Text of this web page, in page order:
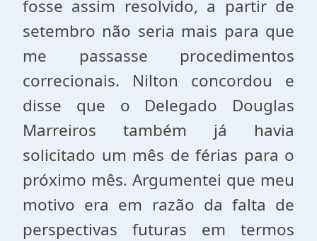
fosse assim resolvido, a partir de
setembro não seria mais para que
me passasse procedimentos
correcionais. Nilton concordou e
disse que o Delegado Douglas
Marreiros também já havia
solicitado um mês de férias para o
próximo mês. Argumentei que meu
motivo era em razão da falta de
perspectivas futuras em termos